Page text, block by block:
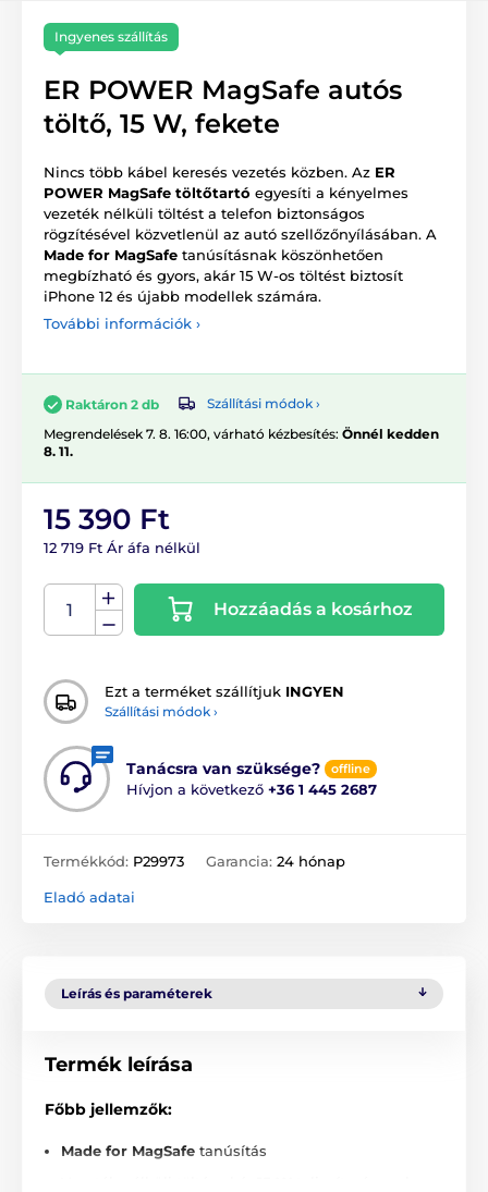
Ingyenes szállítás
ER POWER MagSafe autós
töltő, 15 W, fekete
Nincs több kábel keresés vezetés közben. Az ER
POWER MagSafe töltőtartó egyesíti a kényelmes
vezeték nélküli töltést a telefon biztonságos
rögzítésével közvetlenül az autó szellőzőnyílásában. A
Made for MagSafe tanúsításnak köszönhetően
megbízható és gyors, akár 15 W-os töltést biztosít
iPhone 12 és újabb modellek számára.
További információk ›
Raktáron 2 db
Szállítási módok ›
Megrendelések 7. 8. 16:00, várható kézbesítés: Önnél kedden
8. 11.
15 390 Ft
12 719 Ft Ár áfa nélkül
Hozzáadás a kosárhoz
Ezt a terméket szállítjuk INGYEN
Szállítási módok ›
Tanácsra van szüksége? offline
Hívjon a következő +36 1 445 2687
Termékkód: P29973 Garancia: 24 hónap
Eladó adatai
Leírás és paraméterek
Termék leírása
Főbb jellemzők:
Made for MagSafe tanúsítás